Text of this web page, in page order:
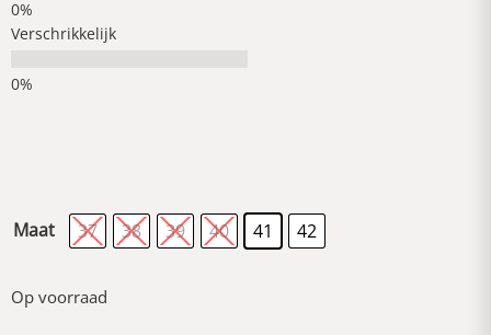
Verschrikkelijk
Maat 37 38 39 40 41 42
Op voorraad